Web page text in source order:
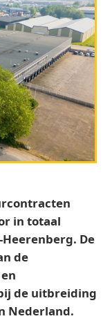
in totaal
Heerenberg. De
de
de uitbreiding
Nederland.